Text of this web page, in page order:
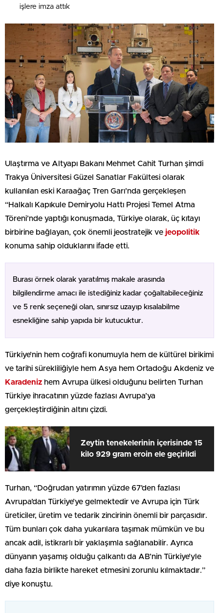
işlere imza attık
Ulaştırma ve Altyapı Bakanı Mehmet Cahit Turhan şimdi
Trakya Üniversitesi Güzel Sanatlar Fakültesi olarak
kullanılan eski Karaağaç Tren Garı’nda gerçekleşen
“Halkalı Kapıkule Demiryolu Hattı Projesi Temel Atma
Töreni’nde yaptığı konuşmada, Türkiye olarak, üç kıtayı
birbirine bağlayan, çok önemli jeostratejik ve jeopolitik
konuma sahip olduklarını ifade etti.
Burası örnek olarak yaratılmış makale arasında
bilgilendirme amacı ile istediğiniz kadar çoğaltabileceğiniz
ve 5 renk seçeneği olan, sınırsız uzayıp kısalabilme
esnekliğine sahip yapıda bir kutucuktur.
Türkiye’nin hem coğrafi konumuyla hem de kültürel birikimi
ve tarihi sürekliliğiyle hem Asya hem Ortadoğu Akdeniz ve
Karadeniz hem Avrupa ülkesi olduğunu belirten Turhan
Türkiye ihracatının yüzde fazlası Avrupa’ya
gerçekleştirdiğinin altını çizdi.
Zeytin tenekelerinin içerisinde 15
kilo 929 gram eroin ele geçirildi
Turhan, “Doğrudan yatırımın yüzde 67’den fazlası
Avrupa’dan Türkiye’ye gelmektedir ve Avrupa için Türk
üreticiler, üretim ve tedarik zincirinin önemli bir parçasıdır.
Tüm bunları çok daha yukarılara taşımak mümkün ve bu
ancak adil, istikrarlı bir yaklaşımla sağlanabilir. Ayrıca
dünyanın yaşamış olduğu çalkantı da AB’nin Türkiye’yle
daha fazla birlikte hareket etmesini zorunlu kılmaktadır.”
diye konuştu.